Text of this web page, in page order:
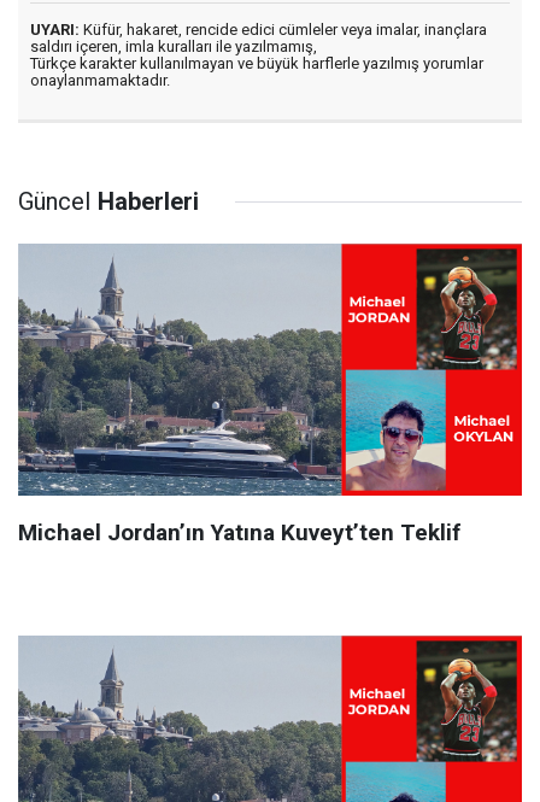
UYARI: Küfür, hakaret, rencide edici cümleler veya imalar, inançlara
saldırı içeren, imla kuralları ile yazılmamış,
Türkçe karakter kullanılmayan ve büyük harflerle yazılmış yorumlar
onaylanmamaktadır.
Güncel Haberleri
Michael Jordan’ın Yatına Kuveyt’ten Teklif